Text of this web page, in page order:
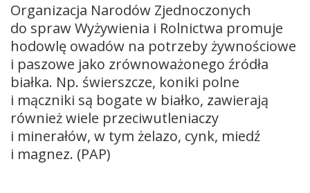
Organizacja Narodów Zjednoczonych
do spraw Wyżywienia i Rolnictwa promuje
hodowlę owadów na potrzeby żywnościowe
i paszowe jako zrównoważonego źródła
białka. Np. świerszcze, koniki polne
i mączniki są bogate w białko, zawierają
również wiele przeciwutleniaczy
i minerałów, w tym żelazo, cynk, miedź
i magnez. (PAP)